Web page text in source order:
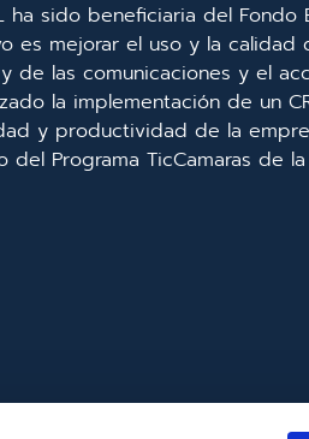
ha sido beneficiaria del Fondo
es mejorar el uso y la calidad
de las comunicaciones y el
la implementación de un
y productividad de la
del Programa TicCamaras de